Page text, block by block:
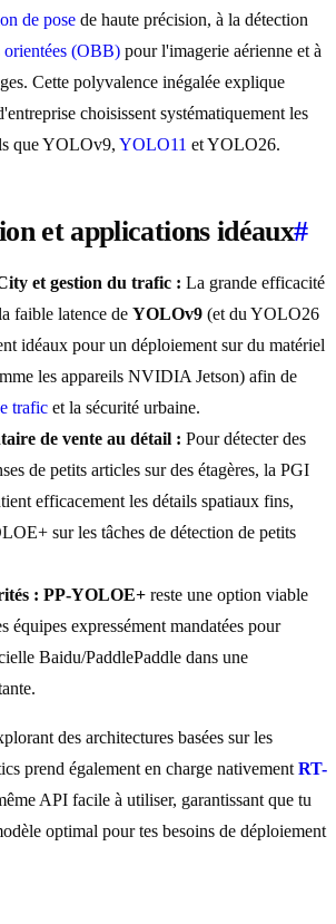
de pose de haute précision, à la détection
orientées (OBB) pour l'imagerie aérienne et à
Cette polyvalence inégalée explique
choisissent systématiquement les
que YOLOv9, YOLO11 et YOLO26.
et applications idéaux#
et gestion du trafic : La grande efficacité
faible latence de YOLOv9 (et du YOLO26
idéaux pour un déploiement sur du matériel
les appareils NVIDIA Jetson) afin de
trafic et la sécurité urbaine.
de vente au détail : Pour détecter des
de petits articles sur des étagères, la PGI
efficacement les détails spatiaux fins,
sur les tâches de détection de petits
: PP-YOLOE+ reste une option viable
équipes expressément mandatées pour
Baidu/PaddlePaddle dans une
des architectures basées sur les
prend également en charge nativement RT-
API facile à utiliser, garantissant que tu
optimal pour tes besoins de déploiement